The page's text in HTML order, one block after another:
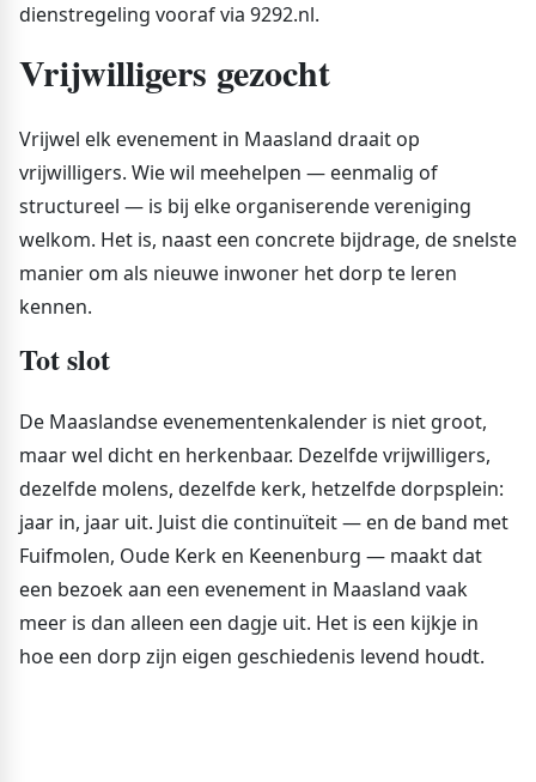
dienstregeling vooraf via 9292.nl.
Vrijwilligers gezocht
Vrijwel elk evenement in Maasland draait op
vrijwilligers. Wie wil meehelpen — eenmalig of
structureel — is bij elke organiserende vereniging
welkom. Het is, naast een concrete bijdrage, de snelste
manier om als nieuwe inwoner het dorp te leren
kennen.
Tot slot
De Maaslandse evenementenkalender is niet groot,
maar wel dicht en herkenbaar. Dezelfde vrijwilligers,
dezelfde molens, dezelfde kerk, hetzelfde dorpsplein:
jaar in, jaar uit. Juist die continuïteit — en de band met
Fuifmolen, Oude Kerk en Keenenburg — maakt dat
een bezoek aan een evenement in Maasland vaak
meer is dan alleen een dagje uit. Het is een kijkje in
hoe een dorp zijn eigen geschiedenis levend houdt.